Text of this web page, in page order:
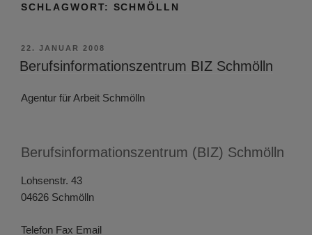
SCHLAGWORT: SCHMÖLLN
VERÖFFENTLICHT
AM
22. JANUAR 2008
Berufsinformationszentrum BIZ Schmölln
Agentur für Arbeit Schmölln
Berufsinformationszentrum (BIZ) Schmölln
Lohsenstr. 43
04626 Schmölln
Telefon Fax Email